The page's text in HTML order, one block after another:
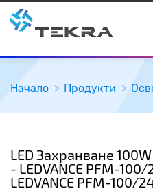
Начало Продукти
LED Захранване
- LEDVANCE PFM-
LEDVANCE PFM-100/